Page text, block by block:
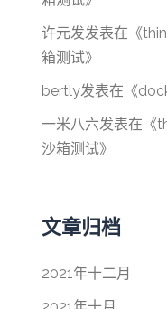
许元发发表在《
箱测试》
bertly发表在《
一米八六发表在《
沙箱测试》
文章归档
2021年十二月